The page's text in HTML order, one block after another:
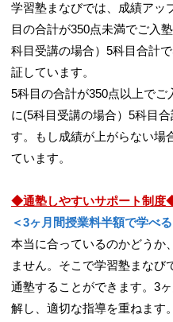
学習塾まなびでは、成績アッ
目の合計が350点未満でご入
科目受講の場合）5科目合計
証しています。
5科目の合計が350点以上で
に(5科目受講の場合）5科目
す。もし成績が上がらない場
ています。
◆通塾しやすいサポート制度
＜3ヶ月間授業料半額で学べる
本当に合っているのかどうか
ません。そこで学習塾まなび
通塾することができます。3
解し、適切な指導を重ねます